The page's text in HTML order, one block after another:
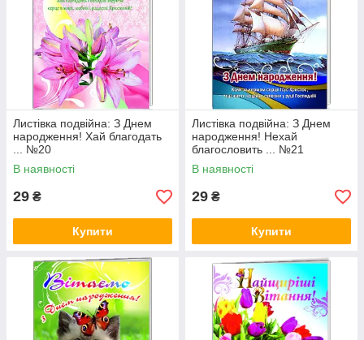
Листівка подвійна: З Днем
народження! Хай благодать
... №20
В наявності
29 ₴
Купити
Листівка подвійна: З Днем
народження! Нехай
благословить ... №21
В наявності
29 ₴
Купити